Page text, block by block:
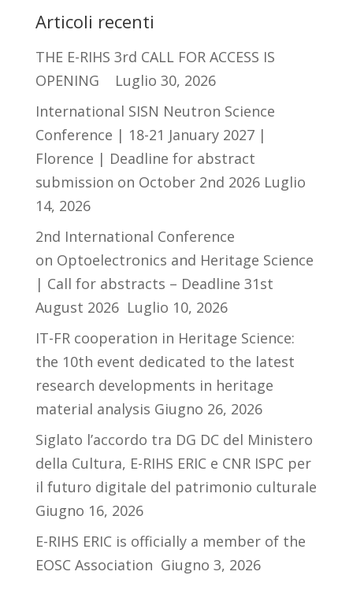
Articoli recenti
THE E-RIHS 3rd CALL FOR ACCESS IS
OPENING
Luglio 30, 2026
International SISN Neutron Science
Conference | 18-21 January 2027 |
Florence | Deadline for abstract
submission on October 2nd 2026 Luglio
14, 2026
2nd International Conference
on Optoelectronics and Heritage Science
| Call for abstracts – Deadline 31st
August 2026 Luglio 10, 2026
IT-FR cooperation in Heritage Science:
the 10th event dedicated to the latest
research developments in heritage
material analysis Giugno 26, 2026
Siglato l’accordo tra DG DC del Ministero
della Cultura, E-RIHS ERIC e CNR ISPC per
il futuro digitale del patrimonio culturale
Giugno 16, 2026
E-RIHS ERIC is officially a member of the
EOSC Association Giugno 3, 2026